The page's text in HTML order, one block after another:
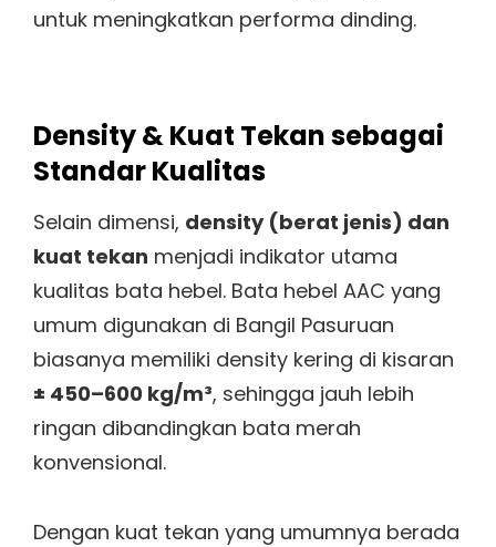
untuk meningkatkan performa dinding.
Density & Kuat Tekan sebagai
Standar Kualitas
Selain dimensi, density (berat jenis) dan
kuat tekan menjadi indikator utama
kualitas bata hebel. Bata hebel AAC yang
umum digunakan di Bangil Pasuruan
biasanya memiliki density kering di kisaran
± 450–600 kg/m³, sehingga jauh lebih
ringan dibandingkan bata merah
konvensional.
Dengan kuat tekan yang umumnya berada